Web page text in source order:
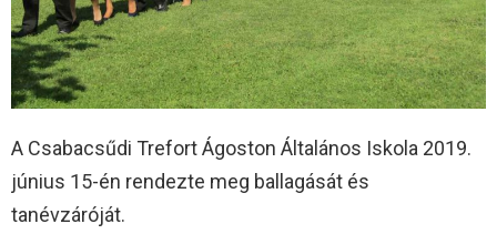
A Csabacsűdi Trefort Ágoston Általános Iskola 2019.
június 15-én rendezte meg ballagását és
tanévzáróját.